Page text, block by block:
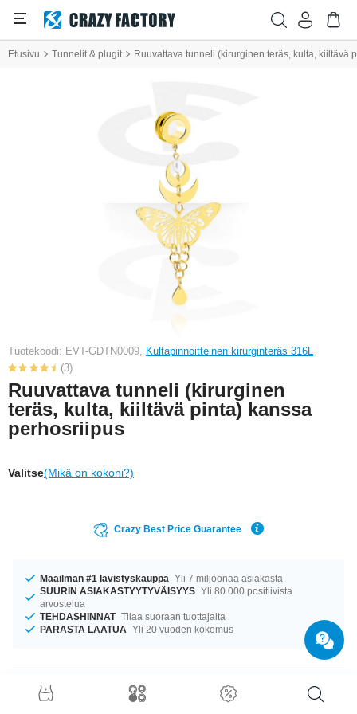
Etusivu Tunnelit & plugit Ruuvattava tunneli (kirurginen teräs, kulta, kiiltävä
Tuotekoodi: EVT-GDTN0009, Kultapinnoitteinen kirurginteräs 316L
(3)
Ruuvattava tunneli (kirurginen
teräs, kulta, kiiltävä pinta) kanssa
perhosriipus
Valitse(Mikä on kokoni?)
Crazy Best Price Guarantee
Maailman #1 lävistyskauppa Yli 7 miljoonaa asiakasta
SUURIN ASIAKASTYYTYVÄISYYS Yli 80 000 positiivista
arvostelua
TEHDASHINNAT Tilaa suoraan tuottajalta
PARASTA LAATUA Yli 20 vuoden kokemus